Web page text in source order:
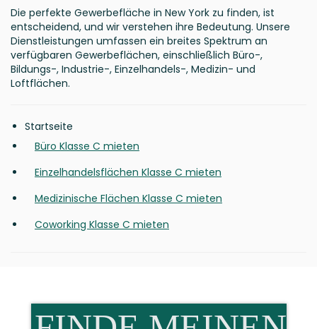
Die perfekte Gewerbefläche in New York zu finden, ist
entscheidend, und wir verstehen ihre Bedeutung. Unsere
Dienstleistungen umfassen ein breites Spektrum an
verfügbaren Gewerbeflächen, einschließlich Büro-,
Bildungs-, Industrie-, Einzelhandels-, Medizin- und
Loftflächen.
Startseite
Büro Klasse C mieten
Einzelhandelsflächen Klasse C mieten
Medizinische Flächen Klasse C mieten
Coworking Klasse C mieten